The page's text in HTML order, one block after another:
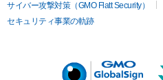
サイバー攻撃対策（GMO Flatt Security）
セキュリティ事業の軌跡